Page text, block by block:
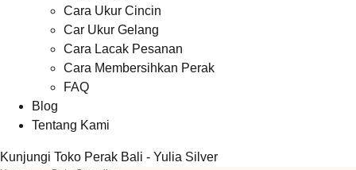
Cara Ukur Cincin
Car Ukur Gelang
Cara Lacak Pesanan
Cara Membersihkan Perak
FAQ
Blog
Tentang Kami
Kunjungi Toko Perak Bali - Yulia Silver